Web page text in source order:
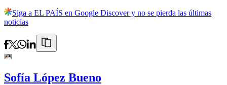
Siga a EL PAÍS en Google Discover y no se pierda las últimas
noticias
Sofía López Bueno